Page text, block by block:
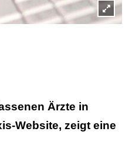
Lightbox
Ärzte in
Website, zeigt eine